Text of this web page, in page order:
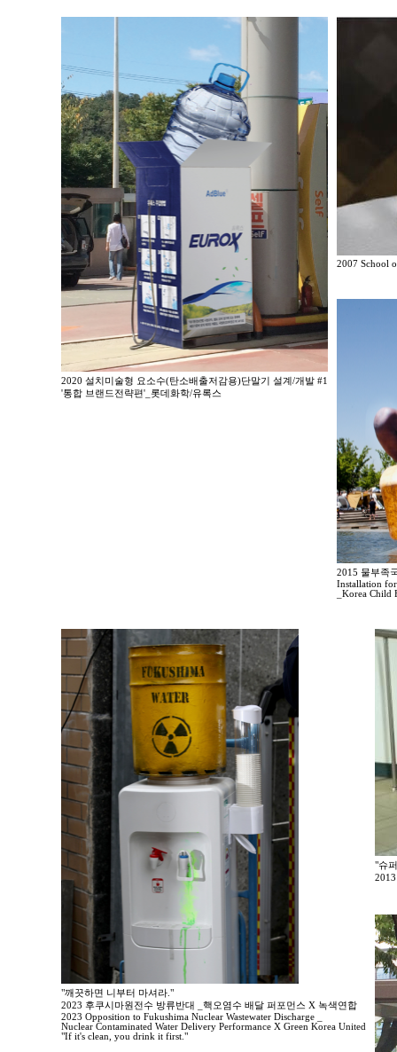
2020 설치미술형 요소수(탄소배출저감용)단말기 설계/개발 #1
'통합 브랜드전략편'_롯데화학/유록스
2007 School
2015 물부족
Installation
_Korea Child
"깨끗하면 니부터 마셔라."
2023 후쿠시마원전수 방류반대 _핵오염수 배달 퍼포먼스 X 녹색연합
2023 Opposition to Fukushima Nuclear Wastewater Discharge _
Nuclear Contaminated Water Delivery Performance X Green Korea United
"If it's clean, you drink it first."
"슈